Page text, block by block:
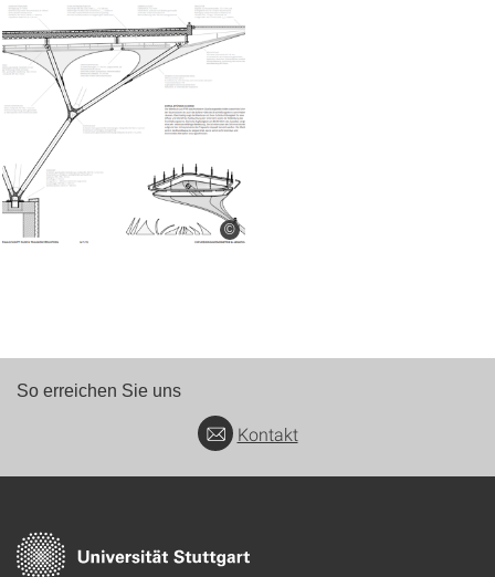
©
So erreichen Sie uns
Kontakt